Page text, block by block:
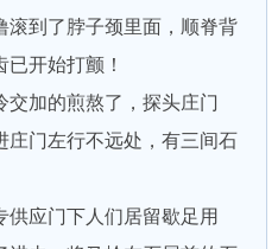
到了脖子颈里面，顺脊背
开始打颤！
加的煎熬了，探头庄门
庄门左行不远处，有三间石
应门下人们居留歇足用